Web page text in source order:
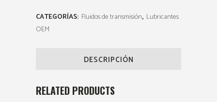
CATEGORÍAS: Fluidos de transmisión, Lubricantes
OEM
DESCRIPCIÓN
RELATED PRODUCTS